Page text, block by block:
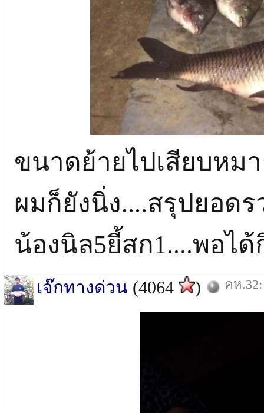
ขนาดย้ายไปเสียบหม
ผมก็ยังนิ่ง....สรุปยอดร
น้องนิล5ยี้สก1....พอไ
เจ๊กทางด่วน (4064 ) คห.32: